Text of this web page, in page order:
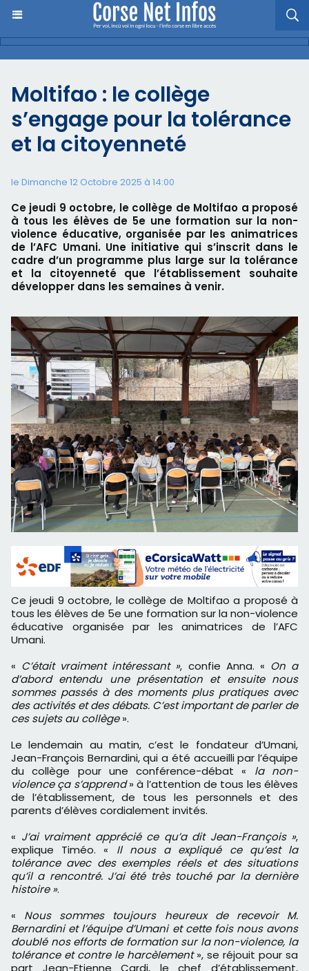
Moltifao : le collège
s’engage pour la tolérance
et la citoyenneté
le Dimanche 12 Octobre 2025 à 14:00
Ce jeudi 9 octobre, le collège de Moltifao a proposé
à tous les élèves de 5e une formation sur la non-
violence éducative, organisée par les animatrices
de l’AFC Umani. Une initiative qui s’inscrit dans le
cadre d’un programme plus large sur la tolérance
et la citoyenneté que l’établissement souhaite
développer dans les semaines à venir.
Ce jeudi 9 octobre, le collège de Moltifao a proposé à
tous les élèves de 5e une formation sur la non-violence
éducative organisée par les animatrices de l’AFC
Umani.
« C’était vraiment intéressant », confie Anna. « On a
d’abord entendu une présentation et ensuite nous
sommes passés à des moments plus pratiques avec
des activités et des débats. C’est important de parler de
ces sujets au collège».
Le lendemain au matin, c’est le fondateur d’Umani,
Jean-François Bernardini, qui a été accueilli par l’équipe
du collège pour une conférence-débat « la non-
violence ça s’apprend» à l’attention de tous les élèves
de l’établissement, de tous les personnels et des
parents d’élèves cordialement invités.
« J’ai vraiment apprécié ce qu’a dit Jean-François »,
explique Timéo. « Il nous a expliqué ce qu’est la
tolérance avec des exemples réels et des situations
qu’il a rencontré. J’ai été très touché par la dernière
histoire ».
« Nous sommes toujours heureux de recevoir M.
Bernardini et l’équipe d’Umani et cette fois nous avons
doublé nos efforts de formation sur la non-violence, la
tolérance et contre le harcèlement», se réjouit pour sa